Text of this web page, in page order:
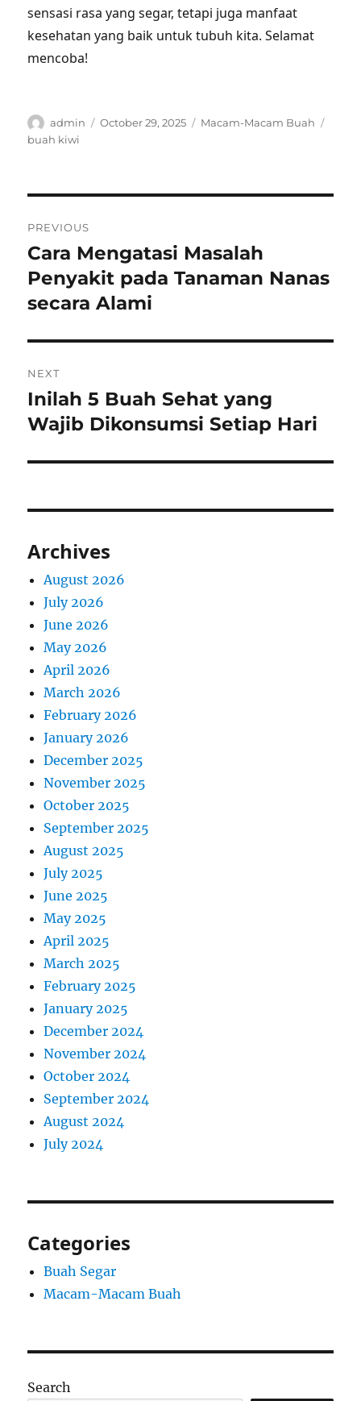
sensasi rasa yang segar, tetapi juga manfaat
kesehatan yang baik untuk tubuh kita. Selamat
mencoba!
Author
admin
Posted
October 29, 2025 Categories
Macam-Macam Buah
buah kiwi
navigation
PREVIOUS
Previous
post:
Cara Mengatasi Masalah
Penyakit pada Tanaman Nanas
secara Alami
NEXT
Next
post:
Inilah 5 Buah Sehat yang
Wajib Dikonsumsi Setiap Hari
Archives
August 2026
July 2026
June 2026
May 2026
April 2026
March 2026
February 2026
January 2026
December 2025
November 2025
October 2025
September 2025
August 2025
July 2025
June 2025
May 2025
April 2025
March 2025
February 2025
January 2025
December 2024
November 2024
October 2024
September 2024
August 2024
July 2024
Categories
Buah Segar
Macam-Macam Buah
Search